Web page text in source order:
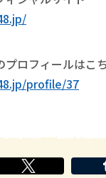
ロフィールはこ
profile/37